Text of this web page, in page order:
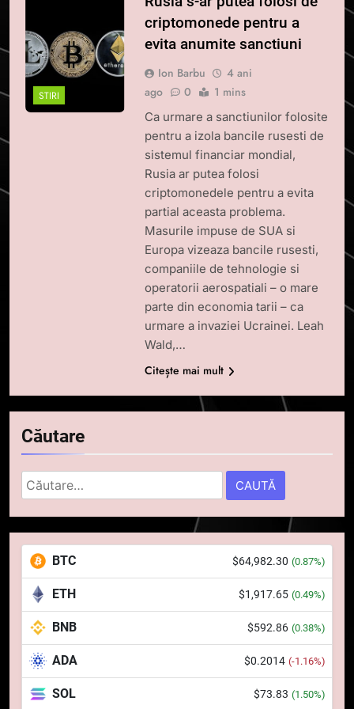
STIRI
criptomonede pentru a
evita anumite sanctiuni
Ion Barbu
4 ani
ago
0 1 mins
Ca urmare a sanctiunilor folosite
pentru a izola bancile rusesti de
sistemul financiar mondial,
Rusia ar putea folosi
criptomonedele pentru a evita
partial aceasta problema.
Masurile impuse de SUA si
Europa vizeaza bancile rusesti,
companiile de tehnologie si
operatorii aerospatiali – o mare
parte din economia tarii – ca
urmare a invaziei Ucrainei. Leah
Wald,…
Citește mai mult
Căutare
Caută
după:
BTC $64,982.30 (0.87%)
ETH $1,917.65 (0.49%)
BNB $592.86 (0.38%)
ADA $0.2014 (-1.16%)
SOL $73.83 (1.50%)
Squid a strâns 6 milioane de
dolari cu sprijinul Ripple, apoi a
pierdut jumătate din aceștia
într-un atac cibernetic în mai
6
Banii digitali și arhitectura
încrederii: O nouă viziune asupra
banilor în era digitală